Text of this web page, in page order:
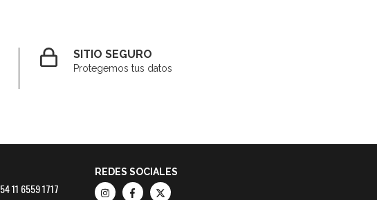
SITIO SEGURO
Protegemos tus datos
11 6559 1717
REDES SOCIALES